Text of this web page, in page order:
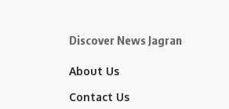
Discover News Jagran
About Us
Contact Us